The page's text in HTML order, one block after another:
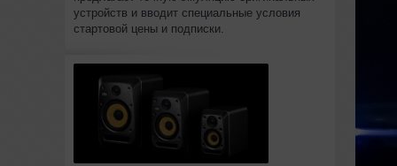
устройств и вводит специальные условия
стартовой цены и подписки.